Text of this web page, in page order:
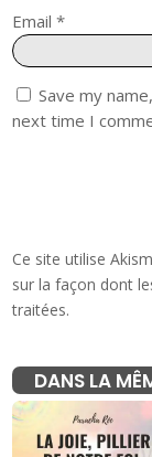
Email*
Save my
next time I
Ce site utilise
sur la façon dont
traitées.
DANS LA